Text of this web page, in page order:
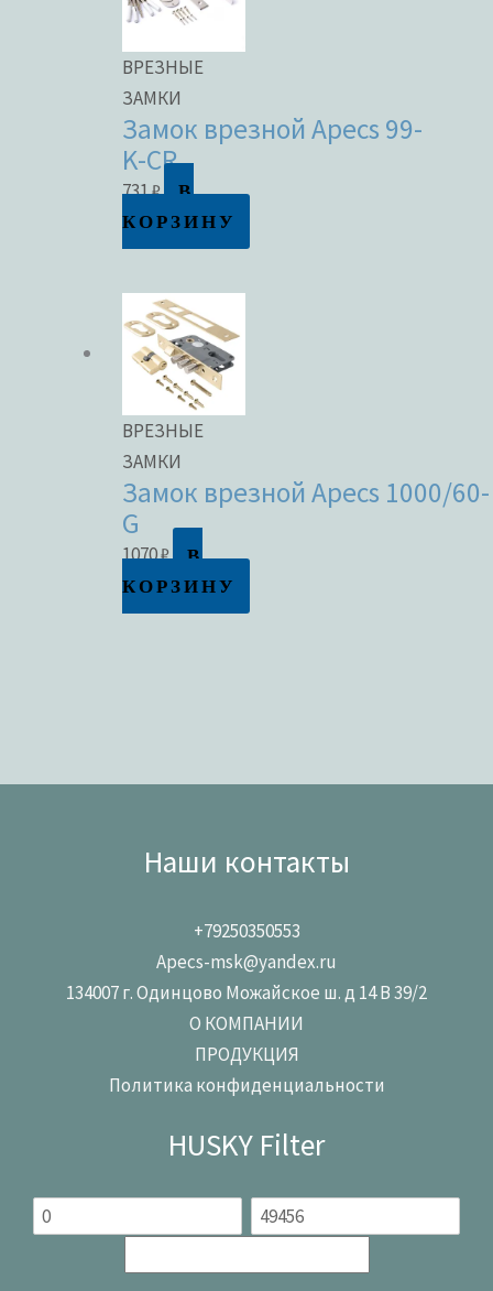
ВРЕЗНЫЕ
ЗАМКИ
Замок врезной Apecs 99-
K-CR
731₽
В
КОРЗИНУ
ВРЕЗНЫЕ
ЗАМКИ
Замок врезной Apecs 1000/60-
G
1070₽
В
КОРЗИНУ
Наши контакты
+79250350553
Apecs-msk@yandex.ru
134007 г. Одинцово Можайское ш. д 14 В 39/2
О КОМПАНИИ
ПРОДУКЦИЯ
Политика конфиденциальности
HUSKY Filter